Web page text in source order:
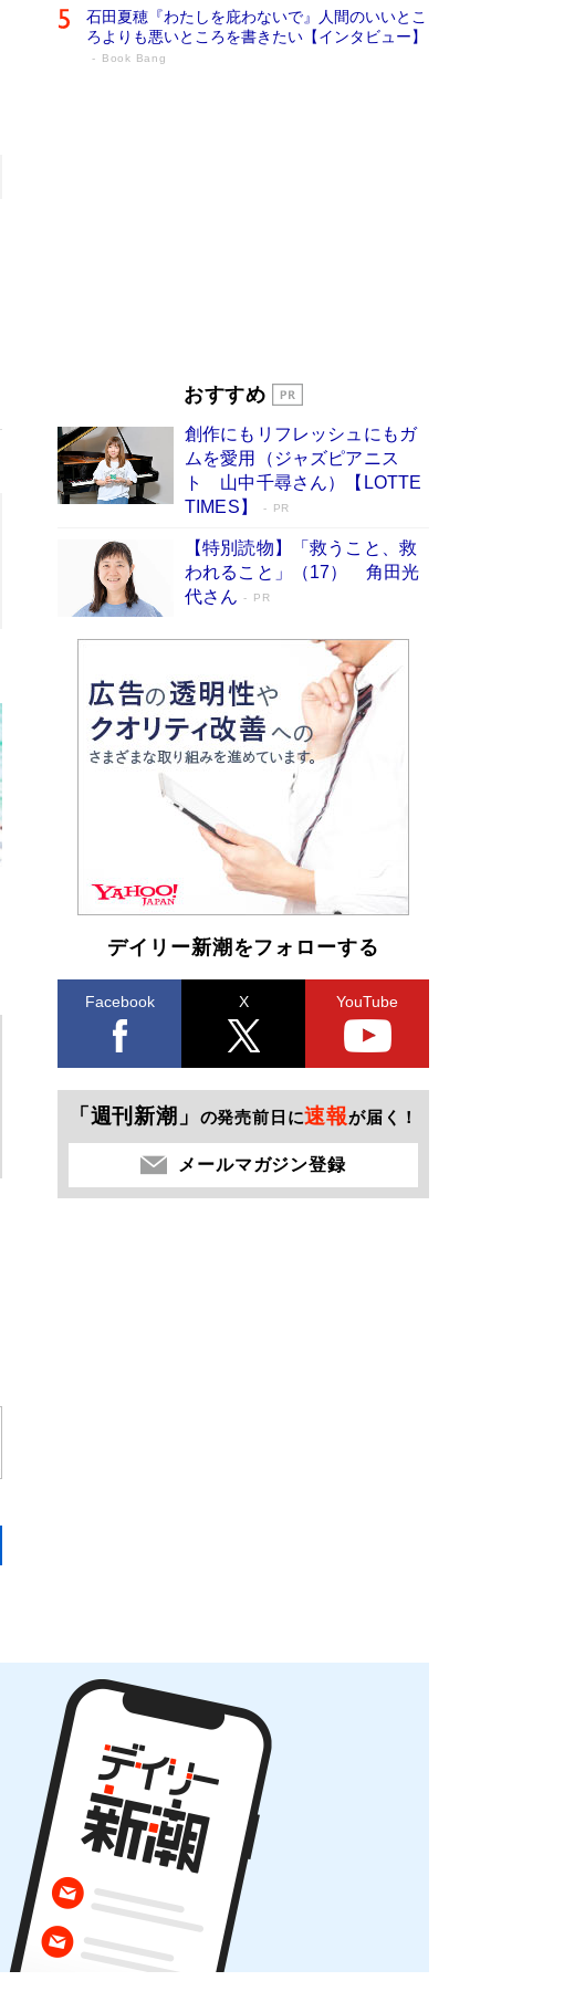
石田夏穂『わたしを庇わないで』人間のいいとこ
ろよりも悪いところを書きたい【インタビュー】
Book Bang
「『火垂るの墓』は、大嘘である」原作者が抱き
続けた“自責の念”とは…「自己憐憫は描きたくな
い」監督が徹底的にこだわったこと（後編） #
戦争の記憶
Book Bang
おすすめ
創作にもリフレッシュにもガ
ムを愛用（ジャズピアニス
ト 山中千尋さん）【LOTTE
TIMES】
PR
【特別読物】「救うこと、救
われること」（17） 角田光
代さん
PR
デイリー新潮をフォローする
Facebook X YouTube
「週刊新潮」 の発売前日に速報が届く！
メールマガジン登録